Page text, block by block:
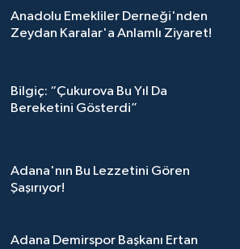
Anadolu Emekliler Derneği'nden
Zeydan Karalar'a Anlamlı Ziyaret!
Bilgiç: “Çukurova Bu Yıl Da
Bereketini Gösterdi”
Adana'nın Bu Lezzetini Gören
Şaşırıyor!
Adana Demirspor Başkanı Ertan